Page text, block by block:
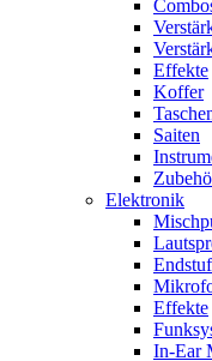
Effekte
Koffer
Saiten
Elektronik
Effekte
In-Ear